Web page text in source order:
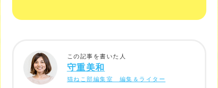
この記事を書いた人
守重美和
猫ねこ部編集室 編集＆ライター